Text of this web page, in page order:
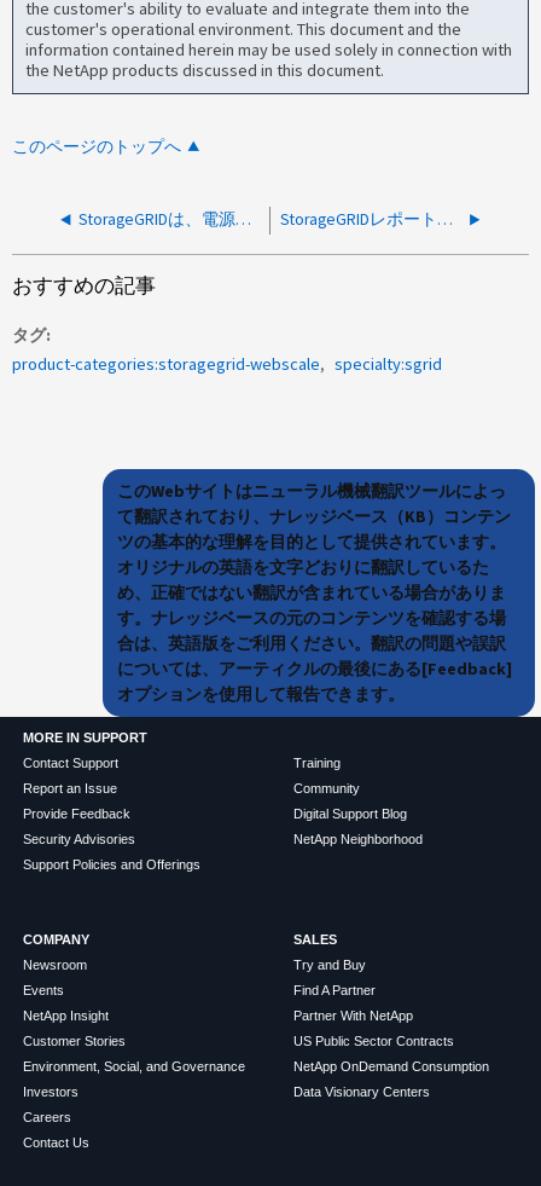
the customer's ability to evaluate and integrate them into the
customer's operational environment. This document and the
information contained herein may be used solely in connection with
the NetApp products discussed in this document.
このページのトップへ
StorageGRIDは、電源問題後にセカンダリ管理者経由でのみ電子メールアラートを送信します。 StorageGRIDレポート脆弱性「SSH弱いMACアルゴリズムが有効」
おすすめの記事
タグ
product-categories:storagegrid-webscale
specialty:sgrid
このWebサイトはニューラル機械翻訳ツールによっ
て翻訳されており、ナレッジベース（KB）コンテン
ツの基本的な理解を目的として提供されています。
オリジナルの英語を文字どおりに翻訳しているた
め、正確ではない翻訳が含まれている場合がありま
す。ナレッジベースの元のコンテンツを確認する場
合は、英語版をご利用ください。翻訳の問題や誤訳
については、アーティクルの最後にある[Feedback]
オプションを使用して報告できます。
MORE IN SUPPORT
Contact Support
Report an Issue
Provide Feedback
Security Advisories
Support Policies and Offerings
Training
Community
Digital Support Blog
NetApp Neighborhood
COMPANY
Newsroom
Events
NetApp Insight
Customer Stories
Environment, Social, and Governance
Investors
Careers
Contact Us
SALES
Try and Buy
Find A Partner
Partner With NetApp
US Public Sector Contracts
NetApp OnDemand Consumption
Data Visionary Centers